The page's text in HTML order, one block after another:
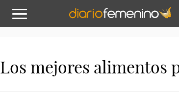
Los mejores alimentos